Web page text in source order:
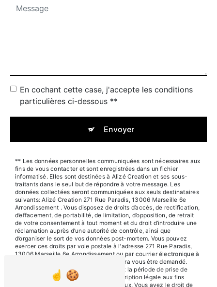
En cochant cette case, j'accepte les conditions
particulières ci-dessous **
Envoyer
** Les données personnelles communiquées sont nécessaires aux
fins de vous contacter et sont enregistrées dans un fichier
informatisé. Elles sont destinées à Alizé Creation et ses sous-
traitants dans le seul but de répondre à votre message. Les
données collectées seront communiquées aux seuls destinataires
suivants: Alizé Creation 271 Rue Paradis, 13006 Marseille 6e
Arrondissement . Vous disposez de droits d’accès, de rectification,
d’effacement, de portabilité, de limitation, d’opposition, de retrait
de votre consentement à tout moment et du droit d’introduire une
réclamation auprès d’une autorité de contrôle, ainsi que
d’organiser le sort de vos données post-mortem. Vous pouvez
exercer ces droits par voie postale à l'adresse 271 Rue Paradis,
13006 Marseille 6e Arrondissement ou par courrier électronique à
l'adresse . Un justificatif d'identité pourra vous être demandé.
Nous conservons vos données pendant la période de prise de
contact puis pendant la durée de prescription légale aux fins
probatoires et de gestion des contentieux. Vous avez le droit de